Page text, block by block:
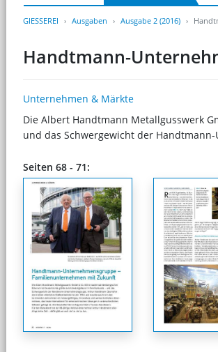
GIESSEREI Ausgaben Ausgabe 2 (2016)
Handtmann-
Unternehmen & Märkte
Die Albert Handtmann Metallgusswerk
und das Schwergewicht der
Seiten 68 - 71: